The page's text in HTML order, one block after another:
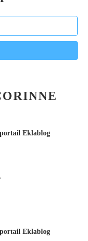
Eklablog
Eklablog